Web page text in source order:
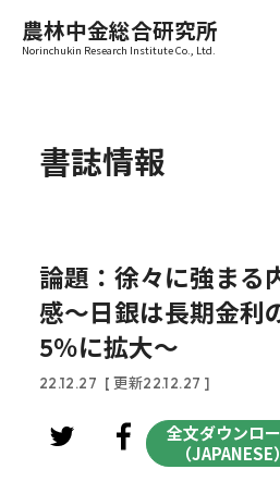
農林中金総合研究所
Norinchukin Research Institute Co., Ltd.
書誌情報
論題：徐々に強まる
感～日銀は長期金利
5％に拡大～
22.12.27 [ 更新22.12.27 ]
全文ダウンロ
（JAPANESE）